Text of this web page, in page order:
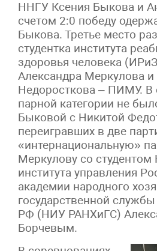
ННГУ Ксения Быкова и
счетом 2:0 победу
Быкова. Третье место
студентка института
здоровья человека
Александра Меркулова
Недоросткова – ПИМУ. В
парной категории не
Быковой с Никитой
переигравших в две
«интернациональную»
Меркулову со студентом
института управления
академии народного
государственной
РФ (НИУ РАНХиГС)
Борчевым.